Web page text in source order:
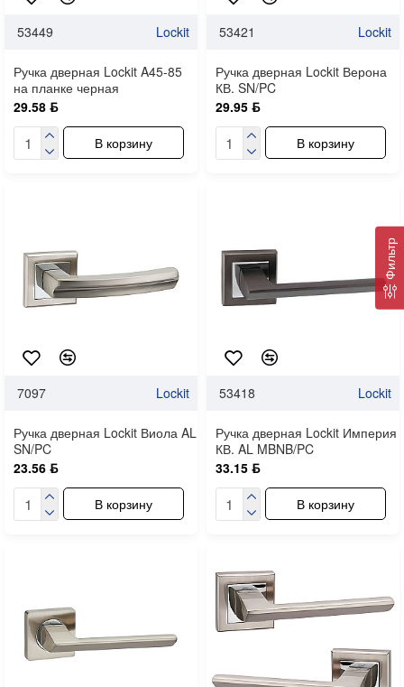
53449 Lockit
Ручка дверная Lockit A45-85
на планке черная
29.58 ƃ
В корзину
53421 Lockit
Ручка дверная Lockit Верона
КВ. SN/PC
29.95 ƃ
В корзину
7097 Lockit
Ручка дверная Lockit Виола AL
SN/PC
23.56 ƃ
В корзину
53418 Lockit
Ручка дверная Lockit Империя
КВ. AL MBNB/PC
33.15 ƃ
В корзину
Фильтр